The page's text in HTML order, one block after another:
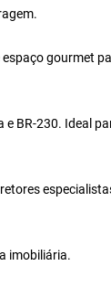
gourmet
BR-230. Ideal
imobiliária.